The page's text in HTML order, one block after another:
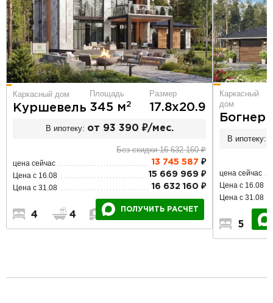
Каркасный дом
Куршевель
Площадь
345 м2
Размер
17.8х20.9
В ипотеку: от 93 390 ₽/мес.
Без скидки 16 632 160 ₽
цена сейчас 13 745 587 ₽
Цена с 16.08 15 669 969 ₽
Цена с 31.08 16 632 160 ₽
4 4 2
ПОЛУЧИТЬ РАСЧЕТ
Каркасный
дом
Богнер
В ипотеку:
цена сейчас
Цена с 16.08
Цена с 31.08
5